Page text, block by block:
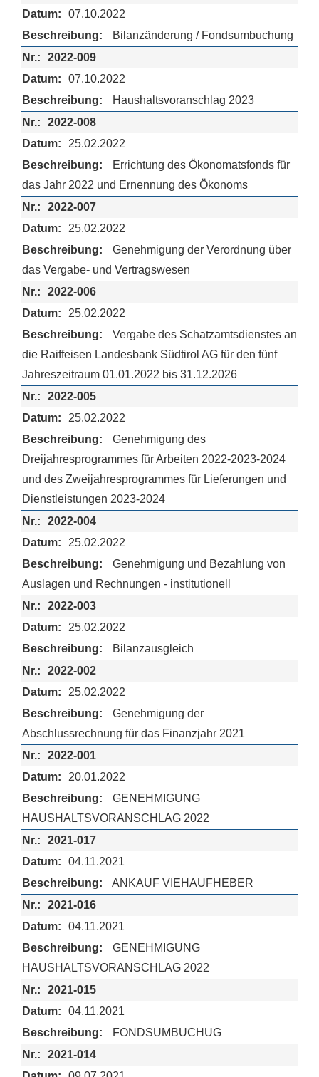
07.10.2022
Bilanzänderung / Fondsumbuchung
2022-009
07.10.2022
Haushaltsvoranschlag 2023
2022-008
25.02.2022
Errichtung des Ökonomatsfonds für
das Jahr 2022 und Ernennung des Ökonoms
2022-007
25.02.2022
Genehmigung der Verordnung über
das Vergabe- und Vertragswesen
2022-006
25.02.2022
Vergabe des Schatzamtsdienstes an
die Raiffeisen Landesbank Südtirol AG für den fünf
Jahreszeitraum 01.01.2022 bis 31.12.2026
2022-005
25.02.2022
Genehmigung des
Dreijahresprogrammes für Arbeiten 2022-2023-2024
und des Zweijahresprogrammes für Lieferungen und
Dienstleistungen 2023-2024
2022-004
25.02.2022
Genehmigung und Bezahlung von
Auslagen und Rechnungen - institutionell
2022-003
25.02.2022
Bilanzausgleich
2022-002
25.02.2022
Genehmigung der
Abschlussrechnung für das Finanzjahr 2021
2022-001
20.01.2022
GENEHMIGUNG
HAUSHALTSVORANSCHLAG 2022
2021-017
04.11.2021
ANKAUF VIEHAUFHEBER
2021-016
04.11.2021
GENEHMIGUNG
HAUSHALTSVORANSCHLAG 2022
2021-015
04.11.2021
FONDSUMBUCHUG
2021-014